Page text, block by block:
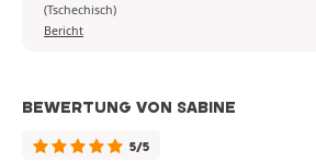
(Tschechisch)
Bericht
BEWERTUNG VON SABINE
5/5